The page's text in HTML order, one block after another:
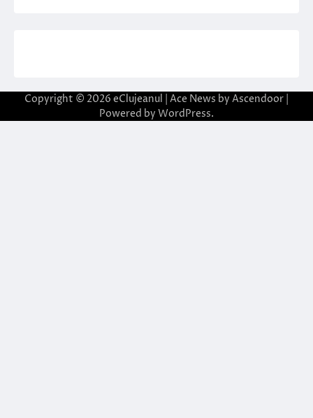
Copyright © 2026 eClujeanul | Ace News by Ascendoor
Powered by WordPress.